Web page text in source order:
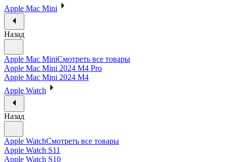
Apple Mac Mini
Назад
Apple Mac MiniСмотреть все товары
Apple Mac Mini 2024 M4 Pro
Apple Mac Mini 2024 M4
Apple Watch
Назад
Apple WatchСмотреть все товары
Apple Watch S11
Apple Watch S10